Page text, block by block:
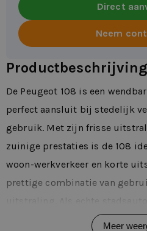
Direct
Neem
Productbeschrijving
De Peugeot 108 is een
perfect aansluit bij stedelijk
gebruik. Met zijn frisse
zuinige prestaties is de 108
woon-werkverkeer en korte
prettige combinatie van
licht en wendbaar aan achter
Meer